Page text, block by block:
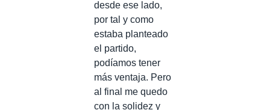
desde ese lado,
por tal y como
estaba planteado
el partido,
podíamos tener
más ventaja. Pero
al final me quedo
con la solidez y